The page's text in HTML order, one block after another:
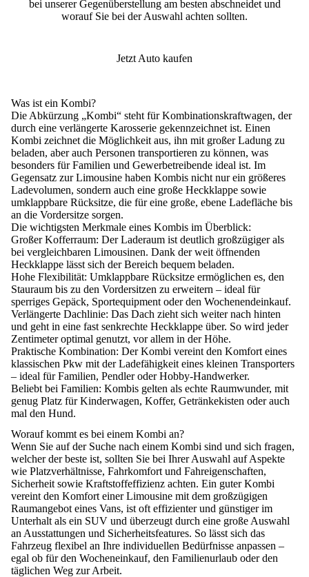
bei unserer Gegenüberstellung am besten abschneidet und
worauf Sie bei der Auswahl achten sollten.
Jetzt Auto kaufen
Was ist ein Kombi?
Die Abkürzung „Kombi“ steht für Kombinationskraftwagen, der
durch eine verlängerte Karosserie gekennzeichnet ist. Einen
Kombi zeichnet die Möglichkeit aus, ihn mit großer Ladung zu
beladen, aber auch Personen transportieren zu können, was
besonders für Familien und Gewerbetreibende ideal ist. Im
Gegensatz zur Limousine haben Kombis nicht nur ein größeres
Ladevolumen, sondern auch eine große Heckklappe sowie
umklappbare Rücksitze, die für eine große, ebene Ladefläche bis
an die Vordersitze sorgen.
Die wichtigsten Merkmale eines Kombis im Überblick:
Großer Kofferraum: Der Laderaum ist deutlich großzügiger als
bei vergleichbaren Limousinen. Dank der weit öffnenden
Heckklappe lässt sich der Bereich bequem beladen.
Hohe Flexibilität: Umklappbare Rücksitze ermöglichen es, den
Stauraum bis zu den Vordersitzen zu erweitern – ideal für
sperriges Gepäck, Sportequipment oder den Wochenendeinkauf.
Verlängerte Dachlinie: Das Dach zieht sich weiter nach hinten
und geht in eine fast senkrechte Heckklappe über. So wird jeder
Zentimeter optimal genutzt, vor allem in der Höhe.
Praktische Kombination: Der Kombi vereint den Komfort eines
klassischen Pkw mit der Ladefähigkeit eines kleinen Transporters
– ideal für Familien, Pendler oder Hobby-Handwerker.
Beliebt bei Familien: Kombis gelten als echte Raumwunder, mit
genug Platz für Kinderwagen, Koffer, Getränkekisten oder auch
mal den Hund.
Worauf kommt es bei einem Kombi an?
Wenn Sie auf der Suche nach einem Kombi sind und sich fragen,
welcher der beste ist, sollten Sie bei Ihrer Auswahl auf Aspekte
wie Platzverhältnisse, Fahrkomfort und Fahreigenschaften,
Sicherheit sowie Kraftstoffeffizienz achten. Ein guter Kombi
vereint den Komfort einer Limousine mit dem großzügigen
Raumangebot eines Vans, ist oft effizienter und günstiger im
Unterhalt als ein SUV und überzeugt durch eine große Auswahl
an Ausstattungen und Sicherheitsfeatures. So lässt sich das
Fahrzeug flexibel an Ihre individuellen Bedürfnisse anpassen –
egal ob für den Wocheneinkauf, den Familienurlaub oder den
täglichen Weg zur Arbeit.